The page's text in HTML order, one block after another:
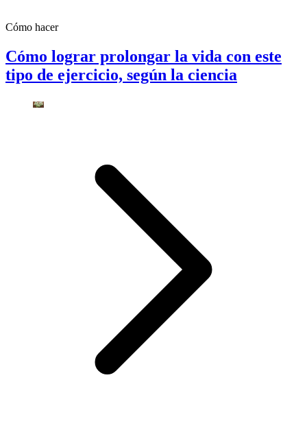
Cómo hacer
Cómo lograr prolongar la vida con este
tipo de ejercicio, según la ciencia